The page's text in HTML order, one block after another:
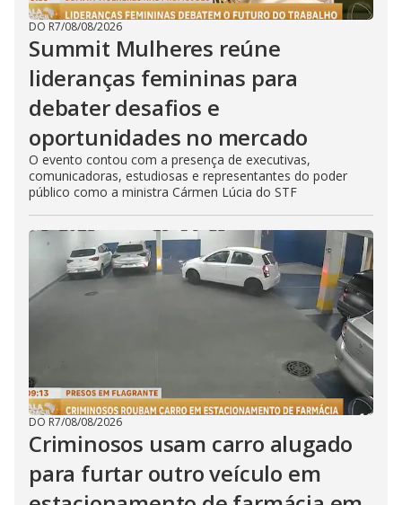
DO R7/08/08/2026
Summit Mulheres reúne
lideranças femininas para
debater desafios e
oportunidades no mercado
O evento contou com a presença de executivas,
comunicadoras, estudiosas e representantes do poder
público como a ministra Cármen Lúcia do STF
DO R7/08/08/2026
Criminosos usam carro alugado
para furtar outro veículo em